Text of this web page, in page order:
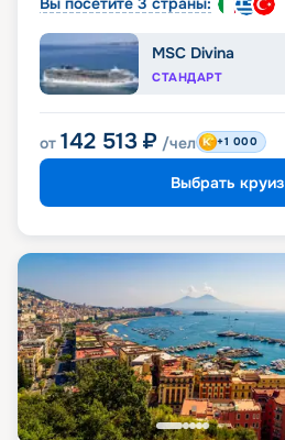
MSC Divina
СТАНДАРТ
от 142 513 ₽ /чел +1 000
Выбрать круиз